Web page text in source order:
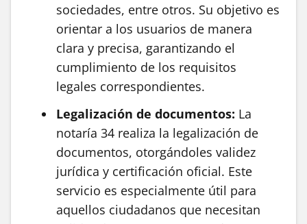
sociedades, entre otros. Su objetivo es
orientar a los usuarios de manera
clara y precisa, garantizando el
cumplimiento de los requisitos
legales correspondientes.
Legalización de documentos: La
notaría 34 realiza la legalización de
documentos, otorgándoles validez
jurídica y certificación oficial. Este
servicio es especialmente útil para
aquellos ciudadanos que necesitan